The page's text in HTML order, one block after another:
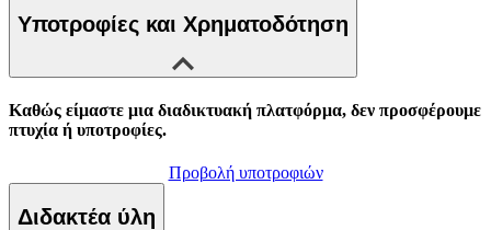
Υποτροφίες και Χρηματοδότηση
Καθώς είμαστε μια διαδικτυακή πλατφόρμα, δεν προσφέρουμε
πτυχία ή υποτροφίες.
Προβολή υποτροφιών
Διδακτέα ύλη